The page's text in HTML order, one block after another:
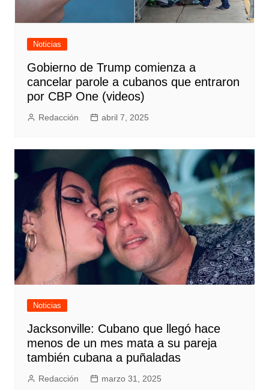
Noticias
Gobierno de Trump comienza a
cancelar parole a cubanos que entraron
por CBP One (videos)
Redacción abril 7, 2025
Noticias
Jacksonville: Cubano que llegó hace
menos de un mes mata a su pareja
también cubana a puñaladas
Redacción marzo 31, 2025